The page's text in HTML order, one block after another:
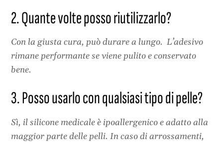
2. Quante volte posso riutilizzarlo?
Con la giusta cura, può durare a lungo. L’adesivo
rimane performante se viene pulito e conservato
bene.
3. Posso usarlo con qualsiasi tipo di pelle?
Sì, il silicone medicale è ipoallergenico e adatto alla
maggior parte delle pelli. In caso di arrossamenti,